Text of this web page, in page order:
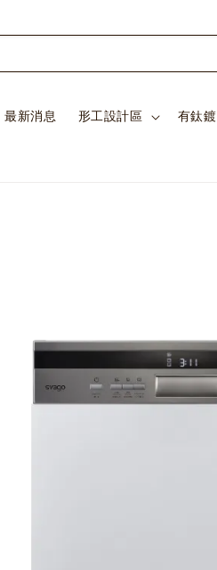
最新消息 形工設計區 有鈦鍍